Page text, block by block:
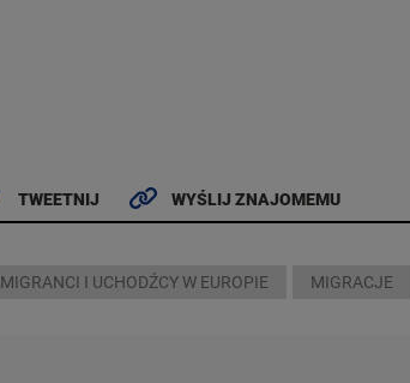
TWEETNIJ WYŚLIJ ZNAJOMEMU
MIGRANCI I UCHODŹCY W EUROPIE MIGRACJE